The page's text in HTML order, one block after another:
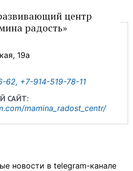
центр
радость»
19а
62, +7-914-519-78-11
mamina_radost_centr/
новости в telegram-канале